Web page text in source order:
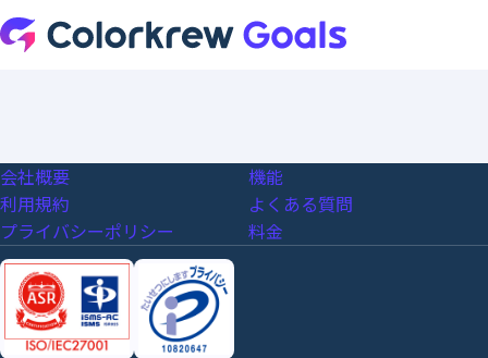
会社概要
利用規約
プライバシーポリシー
機能
よくある質問
料金